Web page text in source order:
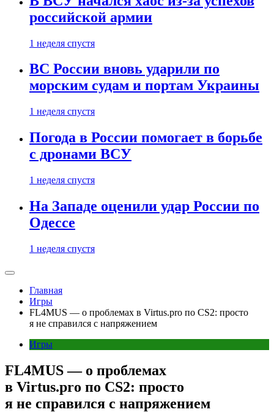
российской армии
1 неделя спустя
ВС России вновь ударили по
морским судам и портам Украины
1 неделя спустя
Погода в России помогает в борьбе
с дронами ВСУ
1 неделя спустя
На Западе оценили удар России по
Одессе
1 неделя спустя
Главная
Игры
FL4MUS — о проблемах в Virtus.pro по CS2: просто
я не справился с напряжением
Игры
FL4MUS — о проблемах
в Virtus.pro по CS2: просто
я не справился с напряжением